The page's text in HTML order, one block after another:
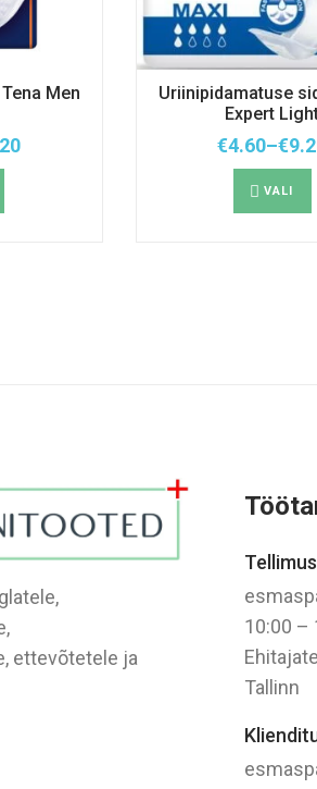
Men
mitu
Uriinipidamatuse
Expert
€4.60–€
€4.60
kuni
€9.20
VALI
ettevõtetele ja
10:00 –
Tallinn